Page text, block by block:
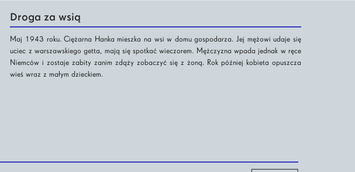
Droga za wsią
Maj 1943 roku. Ciężarna Hanka mieszka na wsi w domu gospodarza. Jej mężowi udaje się
uciec z warszawskiego getta, mają się spotkać wieczorem. Mężczyzna wpada jednak w ręce
Niemców i zostaje zabity zanim zdąży zobaczyć się z żoną. Rok później kobieta opuszcza
wieś wraz z małym dzieckiem.